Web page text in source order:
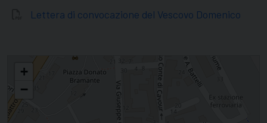
Lettera di convocazione del Vescovo Domenico
+
−